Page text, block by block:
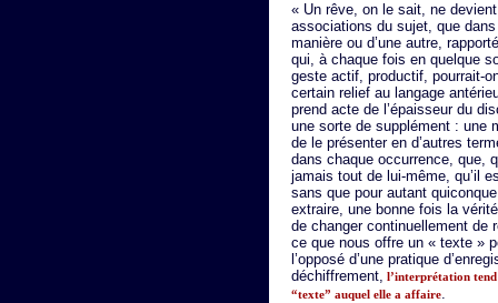
« Un rêve, on le sait, ne
associations du sujet, que
manière ou d’une autre,
qui, à chaque fois en quelque
geste actif, productif, pourrait-
certain relief au langage
prend acte de l’épaisseur du
une sorte de supplément : une
de le présenter en d’autres
dans chaque occurrence, que,
jamais tout de lui-même, qu’il
sans que pour autant
extraire, une bonne fois la
de changer continuellement de
ce que nous offre un « texte »
l’opposé d’une pratique
déchiffrement, l’interprétation
“texte” auquel elle a affaire.